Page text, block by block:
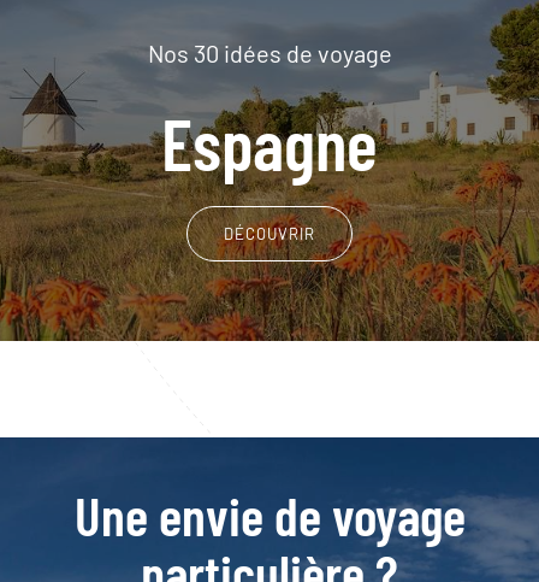
Nos 30 idées de voyage
Espagne
DÉCOUVRIR
Une envie de voyage